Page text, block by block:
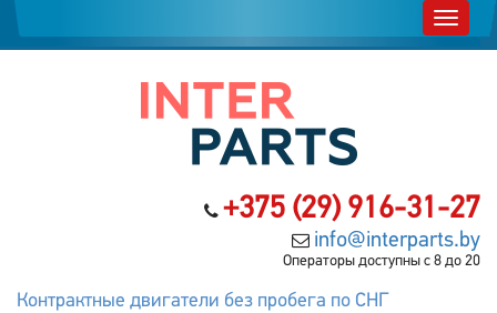
+375 (29) 916-31-27
info@interparts.by
Операторы доступны с 8 до 20
Контрактные двигатели без пробега по СНГ